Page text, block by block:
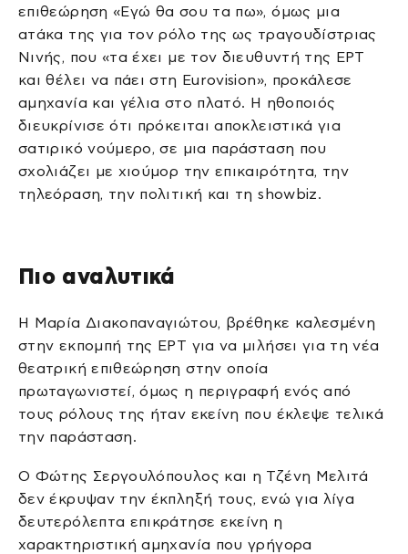
επιθεώρηση «Εγώ θα σου τα πω», όμως μια
ατάκα της για τον ρόλο της ως τραγουδίστριας
Νινής, που «τα έχει με τον διευθυντή της ΕΡΤ
και θέλει να πάει στη Eurovision», προκάλεσε
αμηχανία και γέλια στο πλατό. Η ηθοποιός
διευκρίνισε ότι πρόκειται αποκλειστικά για
σατιρικό νούμερο, σε μια παράσταση που
σχολιάζει με χιούμορ την επικαιρότητα, την
τηλεόραση, την πολιτική και τη showbiz.
Πιο αναλυτικά
Η Μαρία Διακοπαναγιώτου, βρέθηκε καλεσμένη
στην εκπομπή της ΕΡΤ για να μιλήσει για τη νέα
θεατρική επιθεώρηση στην οποία
πρωταγωνιστεί, όμως η περιγραφή ενός από
τους ρόλους της ήταν εκείνη που έκλεψε τελικά
την παράσταση.
Ο Φώτης Σεργουλόπουλος και η Τζένη Μελιτά
δεν έκρυψαν την έκπληξή τους, ενώ για λίγα
δευτερόλεπτα επικράτησε εκείνη η
χαρακτηριστική αμηχανία που γρήγορα